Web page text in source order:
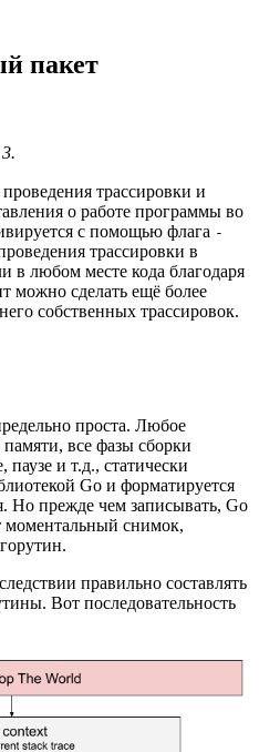
пакет
трассировки и
о работе программы во
с помощью флага -
трассировки в
в любом месте кода благодаря
можно сделать ещё более
собственных трассировок.
проста. Любое
все фазы сборки
и т.д., статически
Go и форматируется
Но прежде чем записывать, Go
моментальный снимок,
правильно составлять
Вот последовательность